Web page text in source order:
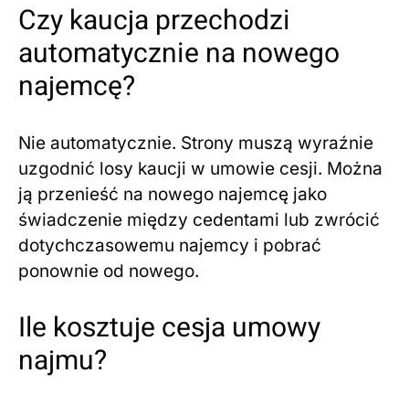
Czy kaucja przechodzi
automatycznie na nowego
najemcę?
Nie automatycznie. Strony muszą wyraźnie
uzgodnić losy kaucji w umowie cesji. Można
ją przenieść na nowego najemcę jako
świadczenie między cedentami lub zwrócić
dotychczasowemu najemcy i pobrać
ponownie od nowego.
Ile kosztuje cesja umowy
najmu?